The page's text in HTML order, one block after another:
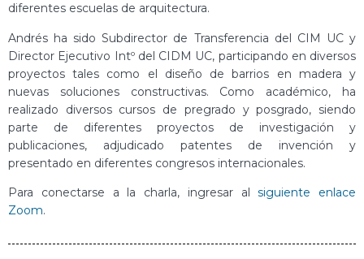
diferentes escuelas de arquitectura.
Andrés ha sido Subdirector de Transferencia del CIM UC y
Director Ejecutivo Intº del CIDM UC, participando en diversos
proyectos tales como el diseño de barrios en madera y
nuevas soluciones constructivas. Como académico, ha
realizado diversos cursos de pregrado y posgrado, siendo
parte de diferentes proyectos de investigación y
publicaciones, adjudicado patentes de invención y
presentado en diferentes congresos internacionales.
Para conectarse a la charla, ingresar alsiguiente enlace
Zoom.